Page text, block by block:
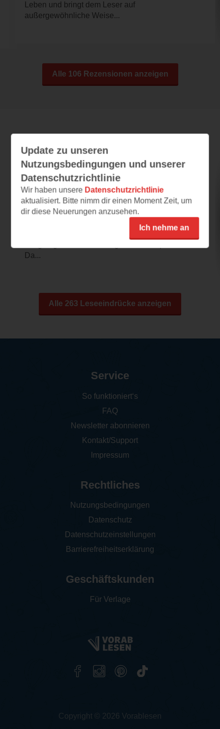
Leben und bringt dem Leser auf
außergewöhnliche Weise...
Alle 106 Rezensionen anzeigen
Eine Reise durch Deutschland in 100
ungewöhnlichen Bildern und Geschichten
17.06.2020 – 18:22
Da...
Alle 263 Leseeindrücke anzeigen
Update zu unseren
Nutzungsbedingungen und unserer
Datenschutzrichtlinie
Wir haben unsere Datenschutzrichtlinie
aktualisiert. Bitte nimm dir einen Moment Zeit, um
dir diese Neuerungen anzusehen.
Ich nehme an
Service
So funktioniert‘s
FAQ
Newsletter abonnieren
Kontakt/Support
Impressum
Rechtliches
Nutzungsbedingungen
Datenschutz
Datenschutzeinstellungen
Barrierefreiheitserklärung
Geschäftskunden
Für Verlage
Copyright © 2026 Vorablesen